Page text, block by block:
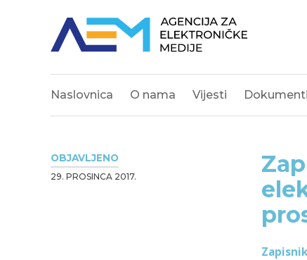
Naslovnica O nama Vijesti Dokumenti
OBJAVLJENO
29. PROSINCA 2017.